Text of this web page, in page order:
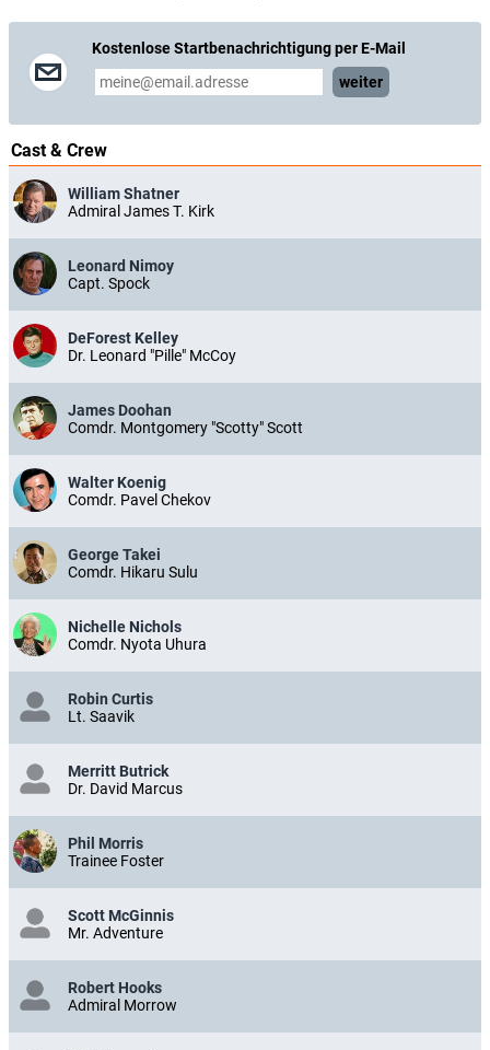
Kostenlose Startbenachrichtigung per E-Mail
weiter
Cast & Crew
William Shatner
Admiral James T. Kirk
Leonard Nimoy
Capt. Spock
DeForest Kelley
Dr. Leonard "Pille" McCoy
James Doohan
Comdr. Montgomery "Scotty" Scott
Walter Koenig
Comdr. Pavel Chekov
George Takei
Comdr. Hikaru Sulu
Nichelle Nichols
Comdr. Nyota Uhura
Robin Curtis
Lt. Saavik
Merritt Butrick
Dr. David Marcus
Phil Morris
Trainee Foster
Scott McGinnis
Mr. Adventure
Robert Hooks
Admiral Morrow